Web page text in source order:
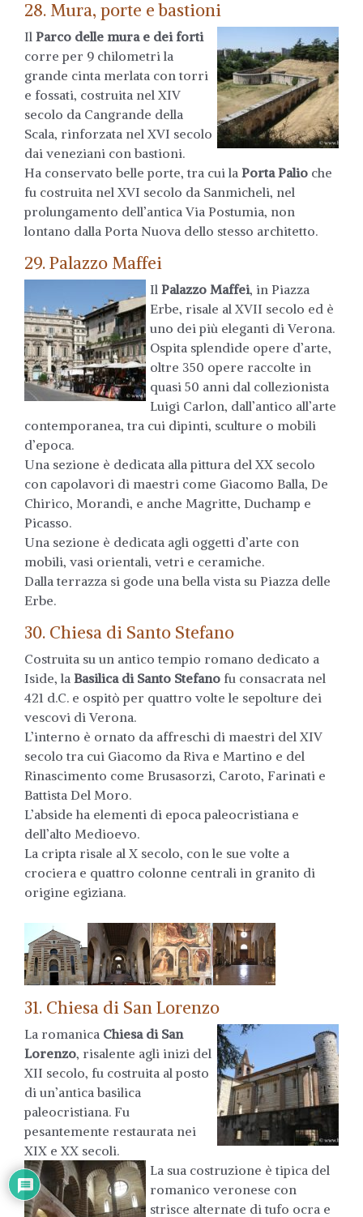
28. Mura, porte e bastioni
Il Parco delle mura e dei forti
corre per 9 chilometri la
grande cinta merlata con torri
e fossati, costruita nel XIV
secolo da Cangrande della
Scala, rinforzata nel XVI secolo
dai veneziani con bastioni.
Ha conservato belle porte, tra cui la Porta Palio che
fu costruita nel XVI secolo da Sanmicheli, nel
prolungamento dell’antica Via Postumia, non
lontano dalla Porta Nuova dello stesso architetto.
29. Palazzo Maffei
Il Palazzo Maffei, in Piazza
Erbe, risale al XVII secolo ed è
uno dei più eleganti di Verona.
Ospita splendide opere d’arte,
oltre 350 opere raccolte in
quasi 50 anni dal collezionista
Luigi Carlon, dall’antico all’arte
contemporanea, tra cui dipinti, sculture o mobili
d’epoca.
Una sezione è dedicata alla pittura del XX secolo
con capolavori di maestri come Giacomo Balla, De
Chirico, Morandi, e anche Magritte, Duchamp e
Picasso.
Una sezione è dedicata agli oggetti d’arte con
mobili, vasi orientali, vetri e ceramiche.
Dalla terrazza si gode una bella vista su Piazza delle
Erbe.
30. Chiesa di Santo Stefano
Costruita su un antico tempio romano dedicato a
Iside, la Basilica di Santo Stefano fu consacrata nel
421 d.C. e ospitò per quattro volte le sepolture dei
vescovi di Verona.
L’interno è ornato da affreschi di maestri del XIV
secolo tra cui Giacomo da Riva e Martino e del
Rinascimento come Brusasorzi, Caroto, Farinati e
Battista Del Moro.
L’abside ha elementi di epoca paleocristiana e
dell’alto Medioevo.
La cripta risale al X secolo, con le sue volte a
crociera e quattro colonne centrali in granito di
origine egiziana.
31. Chiesa di San Lorenzo
La romanica Chiesa di San
Lorenzo, risalente agli inizi del
XII secolo, fu costruita al posto
di un’antica basilica
paleocristiana. Fu
pesantemente restaurata nei
XIX e XX secoli.
La sua costruzione è tipica del
romanico veronese con
strisce alternate di tufo ocra e